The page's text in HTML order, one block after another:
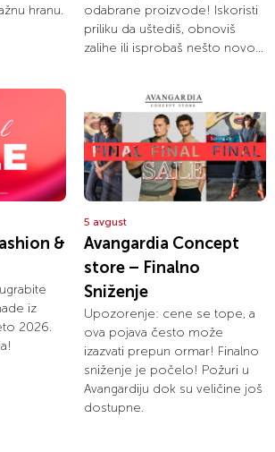
hranu.
odabrane proizvode! Iskoristi
priliku da uštediš, obnoviš
zalihe ili isprobaš nešto novo...
&
iz
2026.
5 avgust
Avangardia Concept
store – Finalno
Sniženje
Upozorenje: cene se tope, a
ova pojava često može
izazvati prepun ormar! Finalno
sniženje je počelo! Požuri u
Avangardiju dok su veličine još
dostupne.